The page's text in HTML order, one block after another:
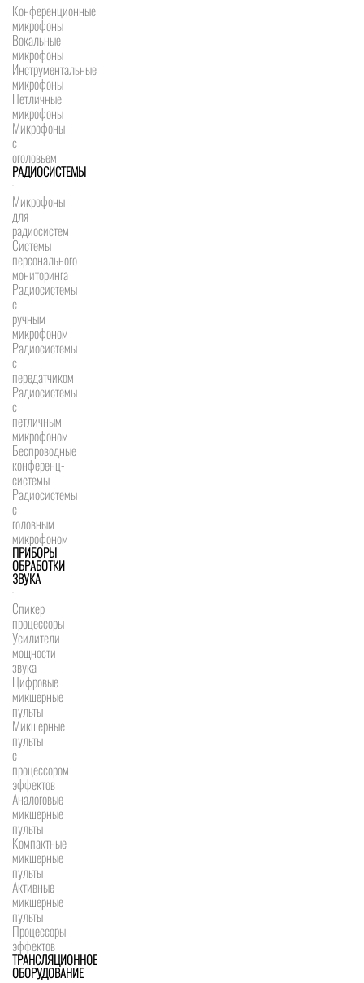
Конференционные
микрофоны
Вокальные
микрофоны
Инструментальные
микрофоны
Петличные
микрофоны
Микрофоны
с
оголовьем
РАДИОСИСТЕМЫ
Микрофоны
для
радиосистем
Системы
персонального
мониторинга
Радиосистемы
c
ручным
микрофоном
Радиосистемы
с
передатчиком
Радиосистемы
с
петличным
микрофоном
Беспроводные
конференц-
системы
Радиосистемы
с
головным
микрофоном
ПРИБОРЫ
ОБРАБОТКИ
ЗВУКА
Спикер
процессоры
Усилители
мощности
звука
Цифровые
микшерные
пульты
Микшерные
пульты
с
процессором
эффектов
Аналоговые
микшерные
пульты
Компактные
микшерные
пульты
Активные
микшерные
пульты
Процессоры
эффектов
ТРАНСЛЯЦИОННОЕ
ОБОРУДОВАНИЕ